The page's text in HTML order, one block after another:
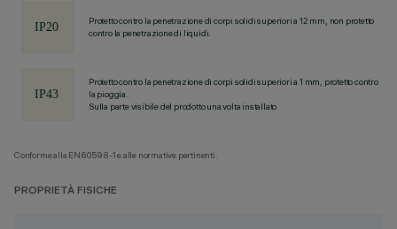
Protetto contro la penetrazione di corpi solidi superiori a 12 mm, non protetto
contro la penetrazione di liquidi.
Protetto contro la penetrazione di corpi solidi superiori a 1 mm, protetto contro
la pioggia.
Sulla parte visibile del prodotto una volta installato
Conforme alla EN60598-1 e alle normative pertinenti.
PROPRIETÀ FISICHE